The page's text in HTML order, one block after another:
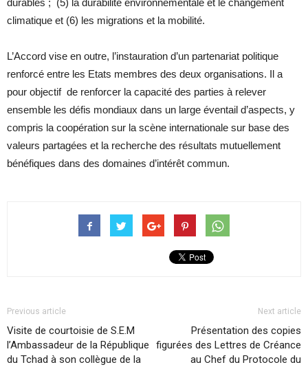
durables ; (5) la durabilité environnementale et le changement
climatique et (6) les migrations et la mobilité.
L’Accord vise en outre, l’instauration d’un partenariat politique
renforcé entre les Etats membres des deux organisations. Il a
pour objectif de renforcer la capacité des parties à relever
ensemble les défis mondiaux dans un large éventail d’aspects, y
compris la coopération sur la scène internationale sur base des
valeurs partagées et la recherche des résultats mutuellement
bénéfiques dans des domaines d’intérêt commun.
Previous article
Visite de courtoisie de S.E.M
l’Ambassadeur de la République
du Tchad à son collègue de la
Next article
Présentation des copies
figurées des Lettres de Créance
au Chef du Protocole du